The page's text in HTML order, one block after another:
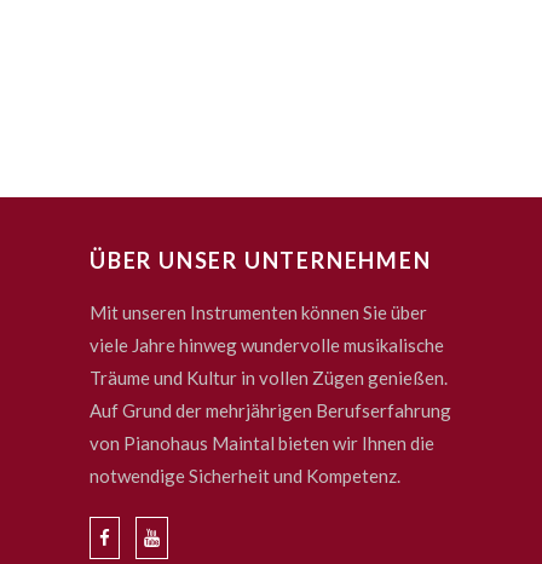
ÜBER UNSER UNTERNEHMEN
Mit unseren Instrumenten können Sie über
viele Jahre hinweg wundervolle musikalische
Träume und Kultur in vollen Zügen genießen.
Auf Grund der mehrjährigen Berufserfahrung
von Pianohaus Maintal bieten wir Ihnen die
notwendige Sicherheit und Kompetenz.